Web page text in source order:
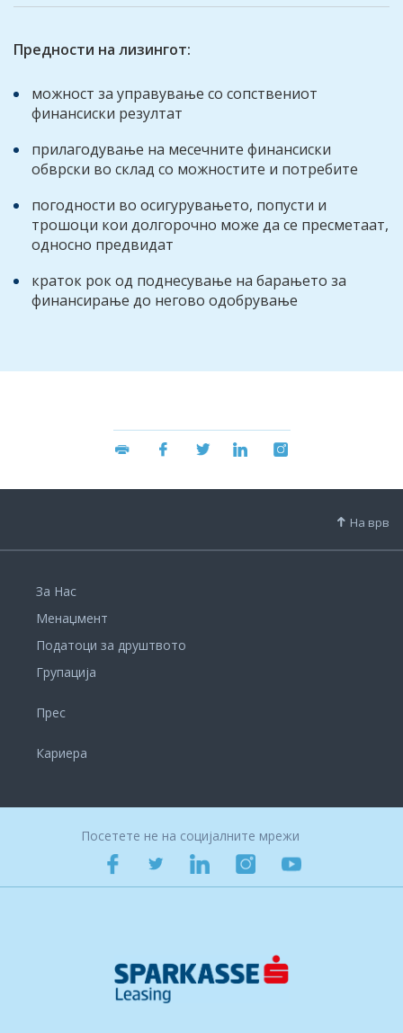
Предности на лизингот:
можност за управување со сопствениот
финансиски резултат
прилагодување на месечните финансиски
обврски во склад со можностите и потребите
погодности во осигурувањето, попусти и
трошоци кои долгорочно може да се пресметаат,
односно предвидат
краток рок од поднесување на барањето за
финансирање до негово одобрување
На врв
За Нас
Менаџмент
Податоци за друштвото
Групација
Прес
Кариера
Посетете не на социјалните мрежи